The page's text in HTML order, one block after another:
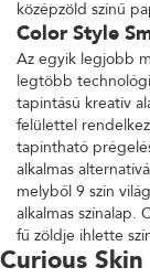
középzöld színű
Color Style
Az egyik legjobb
legtöbb
tapintású kreatív
felülettel
tapintható
alkalmas
melyből 9 szín
alkalmas színalap.
fű zöldje ihlette
Curious Skin